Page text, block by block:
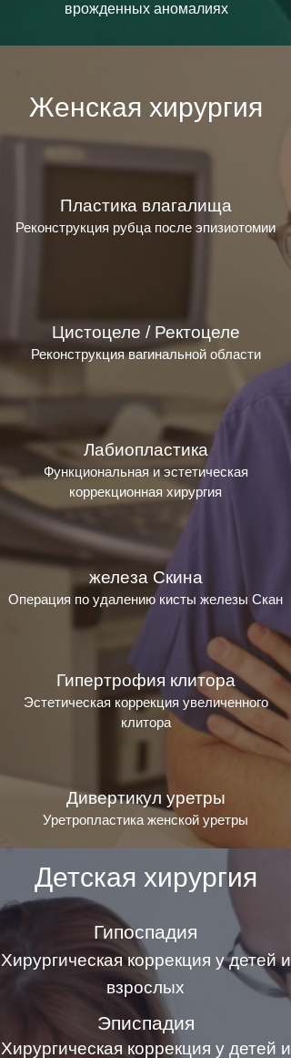
врожденных аномалиях
Женская хирургия
Пластика влагалища
Реконструкция рубца после эпизиотомии
Цистоцеле / Ректоцеле
Реконструкция вагинальной области
Лабиопластика
Функциональная и эстетическая
коррекционная хирургия
железа Скина
Операция по удалению кисты железы Скан
Гипертрофия клитора
Эстетическая коррекция увеличенного
клитора
Дивертикул уретры
Уретропластика женской уретры
Детская хирургия
Гипоспадия
Хирургическая коррекция у детей и
взрослых
Эписпадия
Хирургическая коррекция у детей и